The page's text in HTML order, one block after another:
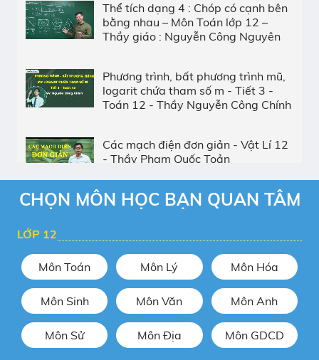
Thể tích dạng 4 : Chóp có cạnh bên
bằng nhau – Môn Toán lớp 12 –
Thầy giáo : Nguyễn Công Nguyên
Phương trình, bất phương trình mũ,
logarit chứa tham số m - Tiết 3 -
Toán 12 - Thầy Nguyễn Công Chính
Các mạch điện đơn giản - Vật Lí 12
- Thầy Phạm Quốc Toản
Công suất trong mạch điện xoay
Ôn tập học kì 1 - Hóa 12 - Thầy
Phạm Thanh Tùng
Bài tập về điện phân - Hóa 12 -
Thầy giáo Đặng Xuân Chất
CHỌN MÔN HỌC BẠN QUAN TÂM
LỚP 12
Môn Toán Môn Lý Môn Hóa
Môn Sinh Môn Văn Môn Anh
Môn Sử Môn Địa Môn GDCD